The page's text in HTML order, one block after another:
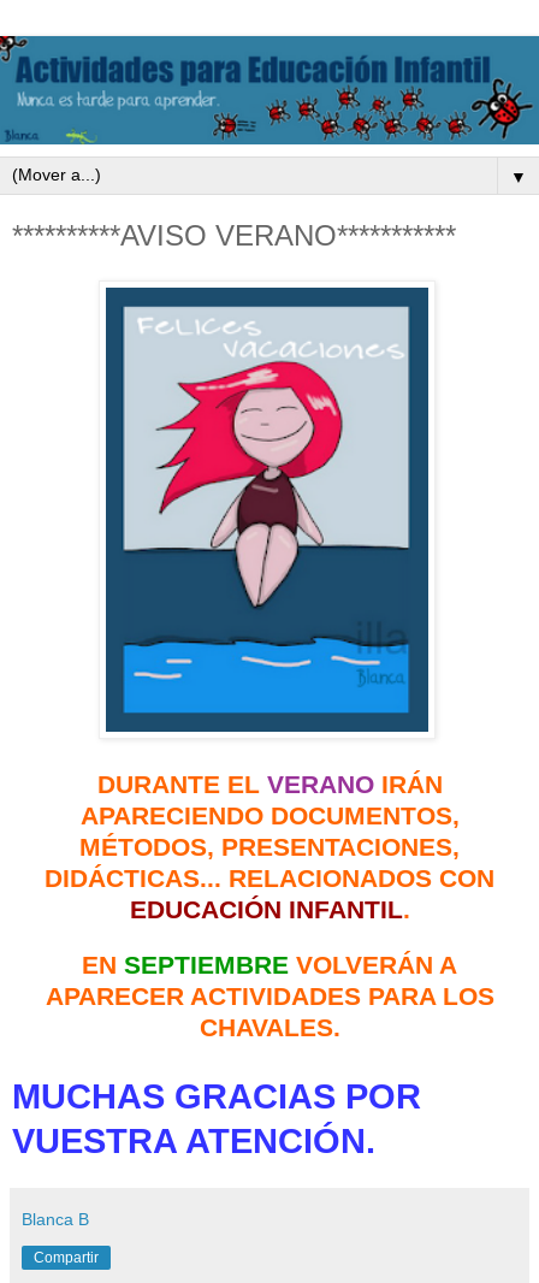
▼
**********AVISO VERANO***********
DURANTE EL VERANO IRÁN
APARECIENDO DOCUMENTOS,
MÉTODOS, PRESENTACIONES,
DIDÁCTICAS... RELACIONADOS CON
EDUCACIÓN INFANTIL.
EN SEPTIEMBRE VOLVERÁN A
APARECER ACTIVIDADES PARA LOS
CHAVALES.
MUCHAS GRACIAS POR
VUESTRA ATENCIÓN.
Blanca B
Compartir